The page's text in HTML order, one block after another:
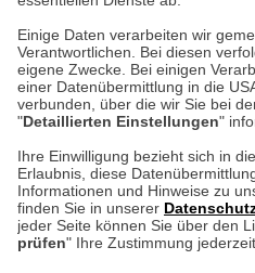
Einige Daten verarbeiten wir
Verantwortlichen. Bei diesen
eigene Zwecke. Bei einigen
einer Datenübermittlung in die
verbunden, über die wir Sie bei
"Detaillierten Einstellungen"
Ihre Einwilligung bezieht sich in
Erlaubnis, diese
Informationen und Hinweise zu
finden Sie in unserer
jeder Seite können Sie über den
prüfen" Ihre Zustimmung
Hier finden Sie
Kontakt
Zur Echtheit von Bewertungen
Barrierefreiheit
Cookie-Einstellungen in Ihrem
ACHTUNG!
Ihr Browser speichert aktuell
Leider können Sie in diesem